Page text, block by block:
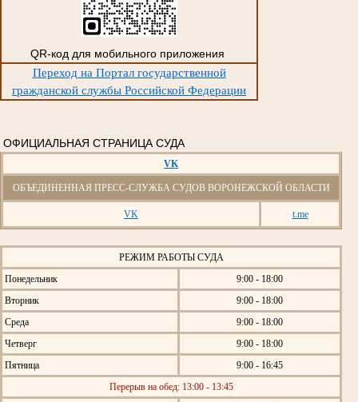
QR-код для мобильного приложения
Переход на Портал государственной
гражданской службы Российской Федерации
ОФИЦИАЛЬНАЯ СТРАНИЦА СУДА
VK
ОБЪЕДИНЕННАЯ ПРЕСС-СЛУЖБА СУДОВ ВОРОНЕЖСКОЙ ОБЛАСТИ
VK t.me
РЕЖИМ РАБОТЫ СУДА
Понедельник
9:00 - 18:00
Вторник
9:00 - 18:00
Среда
9:00 - 18:00
Четверг
9:00 - 18:00
Пятница
9:00 - 16:45
Перерыв на обед: 13:00 - 13:45